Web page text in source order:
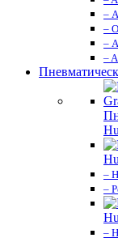
–
–
–
–
–
–
–